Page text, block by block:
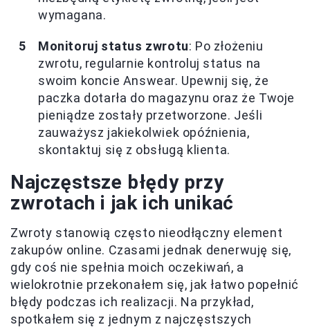
wymagana.
Monitoruj status zwrotu: Po złożeniu
zwrotu, regularnie kontroluj status na
swoim koncie Answear. Upewnij się, że
paczka dotarła do magazynu oraz że Twoje
pieniądze zostały przetworzone. Jeśli
zauważysz jakiekolwiek opóźnienia,
skontaktuj się z obsługą klienta.
Najczęstsze błędy przy
zwrotach i jak ich unikać
Zwroty stanowią często nieodłączny element
zakupów online. Czasami jednak denerwuję się,
gdy coś nie spełnia moich oczekiwań, a
wielokrotnie przekonałem się, jak łatwo popełnić
błędy podczas ich realizacji. Na przykład,
spotkałem się z jednym z najczęstszych